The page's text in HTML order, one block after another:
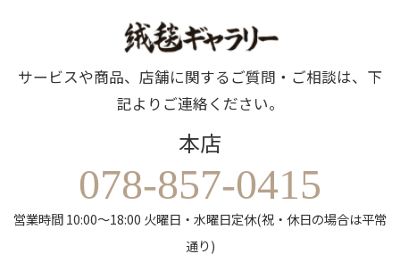
サービスや商品、店舗に関するご質問・ご相談は、下
記よりご連絡ください。
本店
078-857-0415
営業時間 10:00～18:00 火曜日・水曜日定休(祝・休日の場合は平常
通り)